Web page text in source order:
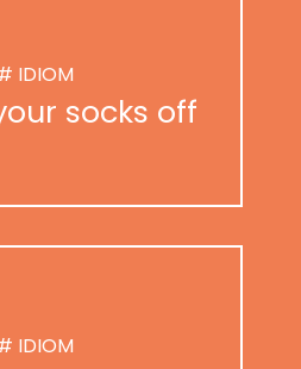
IDIOM
socks off
IDIOM